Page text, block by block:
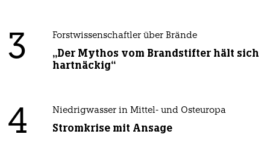
3 Forstwissenschaftler über Brände
„Der Mythos vom Brandstifter hält sich
hartnäckig“
4 Niedrigwasser in Mittel- und Osteuropa
Stromkrise mit Ansage